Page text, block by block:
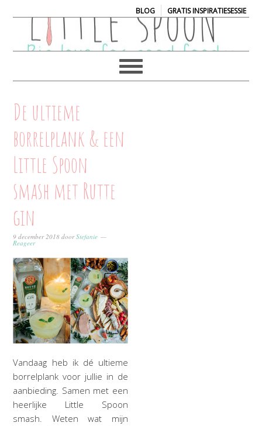
BLOG| GRATIS INSPIRATIESESSIE
De ultieme
borrelplank & een
Little Spoon
smash met Rutte
gin
9 december 2018 doorStefanie
Reageer
Vandaag heb ik dé ultieme
borrelplank voor jullie in de
aanbieding. Samen met een
heerlijke Little Spoon
smash. Weten wat mijn